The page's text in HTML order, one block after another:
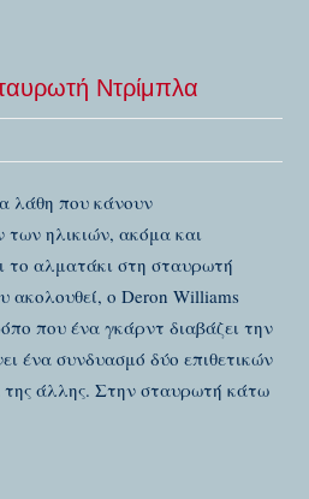
Ντρίμπλα
λάθη που κάνουν
ηλικιών, ακόμα και
το αλματάκι στη σταυρωτή
ακολουθεί, ο Deron Williams
που ένα γκάρντ διαβάζει την
ένα συνδυασμό δύο επιθετικών
της άλλης. Στην σταυρωτή κάτω